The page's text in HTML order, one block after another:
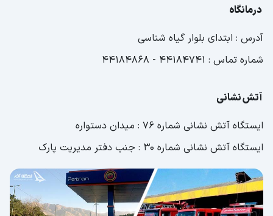
درمانگاه
آدرس : ابتدای بلوار گیاه شناسی
شماره تماس : 44184741 - 44184868
آتش نشانی
ایستگاه آتش نشانی شماره 76 : میدان دستواره
ایستگاه آتش نشانی شماره 30 : جنب دفتر مدیریت پارک